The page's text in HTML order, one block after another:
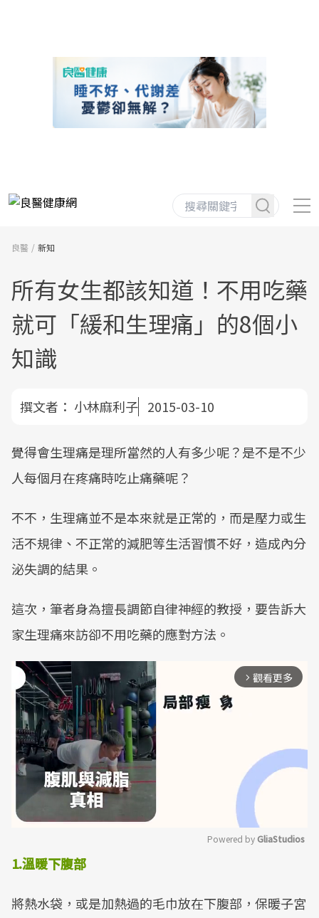
良醫 新知
所有女生都該知道！不用吃藥
就可「緩和生理痛」的8個小
知識
撰文者： 小林麻利子 2015-03-10
覺得會生理痛是理所當然的人有多少呢？是不是不少
人每個月在疼痛時吃止痛藥呢？
不不，生理痛並不是本來就是正常的，而是壓力或生
活不規律、不正常的減肥等生活習慣不好，造成內分
泌失調的結果。
這次，筆者身為擅長調節自律神經的教授，要告訴大
家生理痛來訪卻不用吃藥的應對方法。
arrow_forward_ios 觀看更多
Powered by GliaStudios
1.溫暖下腹部
將熱水袋，或是加熱過的毛巾放在下腹部，保暖子宮